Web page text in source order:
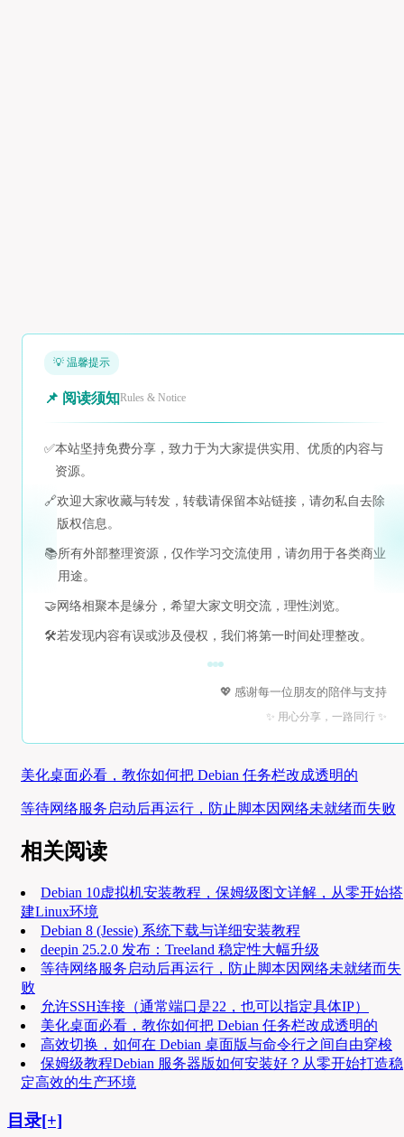
💡 温馨提示
📌 阅读须知Rules & Notice
✅本站坚持免费分享，致力于为大家提供实用、优质的内容与
资源。
🔗欢迎大家收藏与转发，转载请保留本站链接，请勿私自去除
版权信息。
📚所有外部整理资源，仅作学习交流使用，请勿用于各类商业
用途。
🤝 网络相聚本是缘分，希望大家文明交流，理性浏览。
🛠️若发现内容有误或涉及侵权，我们将第一时间处理整改。
💖 感谢每一位朋友的陪伴与支持
✨ 用心分享，一路同行 ✨
美化桌面必看，教你如何把 Debian 任务栏改成透明的
等待网络服务启动后再运行，防止脚本因网络未就绪而失败
相关阅读
Debian 10虚拟机安装教程，保姆级图文详解，从零开始搭
建Linux环境
Debian 8 (Jessie) 系统下载与详细安装教程
deepin 25.2.0 发布：Treeland 稳定性大幅升级
等待网络服务启动后再运行，防止脚本因网络未就绪而失
败
允许SSH连接（通常端口是22，也可以指定具体IP）
美化桌面必看，教你如何把 Debian 任务栏改成透明的
高效切换，如何在 Debian 桌面版与命令行之间自由穿梭
保姆级教程Debian 服务器版如何安装好？从零开始打造稳
定高效的生产环境
目录[+]